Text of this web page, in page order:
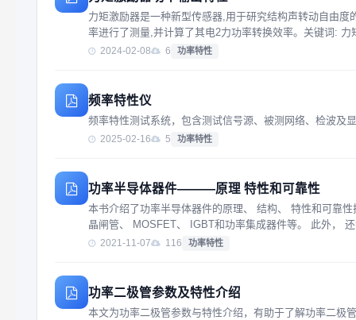
力矩激励器是一种新型传感器,用于研究结构声转动自由
率进行了测量,并计算了其电2力功率转换效率。关键词: 力
2024-02-08 6 功率特性
频率特性仪
频率特性测试系统，包含测试信号源、被测网络、检波及显
2025-02-16 5 功率特性
功率半导体器件———原理 特性和可靠性
本书介绍了功率半导体器件的原理、 结构、 特性和可靠
晶闸管、 MOSFET、 IGBT和功率集成器件等。 此外，
2021-11-07 116 功率特性
功率二极管参数及特性介绍
本文为功率二极管参数与特性介绍，有助于了解功率二极管